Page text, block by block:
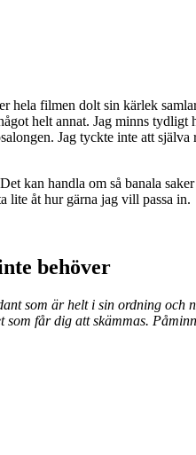
hela filmen dolt sin kärlek
helt annat. Jag minns
Jag tyckte inte att
kan handla om så banala
lite åt hur gärna jag vill passa in.
behöver
som är helt i sin ordning
får dig att skämmas.